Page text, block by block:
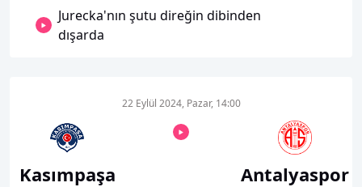
Jurecka'nın şutu direğin dibinden
dışarda
Kasımpaşa
22 Eylül 2024, Pazar, 14:00
Antalyaspor